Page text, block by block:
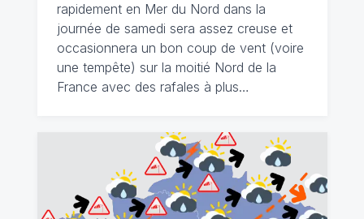
rapidement en Mer du Nord dans la
journée de samedi sera assez creuse et
occasionnera un bon coup de vent (voire
une tempête) sur la moitié Nord de la
France avec des rafales à plus…